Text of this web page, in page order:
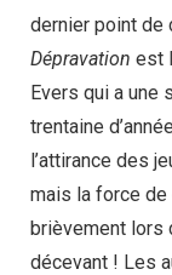
dernier point de
Dépravation est
Evers qui a une
trentaine
l’attirance des
mais la force de
brièvement lors
décevant ! Les